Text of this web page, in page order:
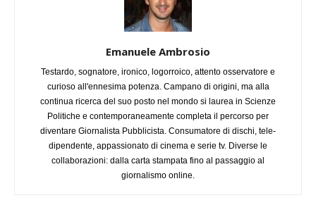
Emanuele Ambrosio
Testardo, sognatore, ironico, logorroico, attento osservatore e
curioso all'ennesima potenza. Campano di origini, ma alla
continua ricerca del suo posto nel mondo si laurea in Scienze
Politiche e contemporaneamente completa il percorso per
diventare Giornalista Pubblicista. Consumatore di dischi, tele-
dipendente, appassionato di cinema e serie tv. Diverse le
collaborazioni: dalla carta stampata fino al passaggio al
giornalismo online.